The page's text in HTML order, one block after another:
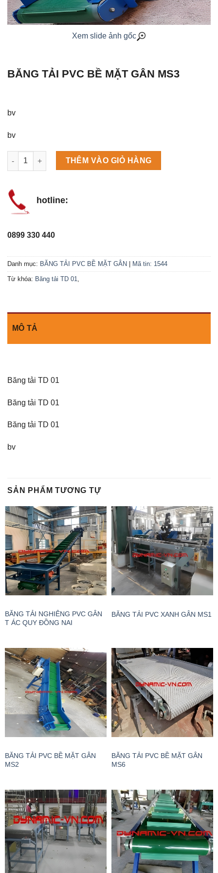
Xem slide ảnh gốc
BĂNG TẢI PVC BỀ MẶT GÂN MS3
bv
bv
Máy làm đá viên Scotsman NW458AS số lượng
THÊM VÀO GIỎ HÀNG
hotline:
0899 330 440
Danh mục: BĂNG TẢI PVC BỀ MẶT GÂN Mã tin: 1544
Từ khóa: Băng tải TD 01,
MÔ TẢ
Băng tải TD 01
Băng tải TD 01
Băng tải TD 01
bv
SẢN PHẨM TƯƠNG TỰ
BĂNG TẢI NGHIÊNG PVC GÂN
T ÁC QUY ĐỒNG NAI
BĂNG TẢI PVC XANH GÂN MS1
BĂNG TẢI PVC BỀ MẶT GÂN
MS2
BĂNG TẢI PVC BỀ MẶT GÂN
MS6